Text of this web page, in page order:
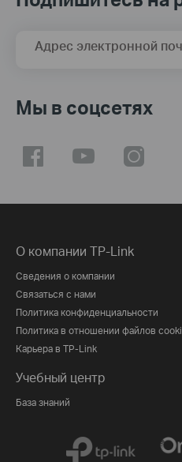
Адрес электронной
Мы в соцсетях
О компании TP-Link
Сведения о компании
Связаться с нами
Политика конфиденциальности
Политика в отношении файлов
Карьера в TP-Link
Учебный центр
База знаний